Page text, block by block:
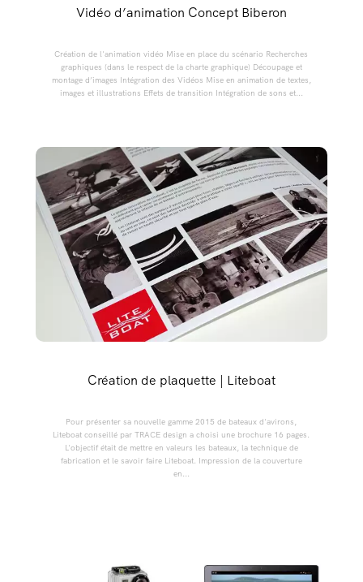
Vidéo d’animation Concept Biberon
Création de l'animation vidéo Mise en place du scénario Recherches
graphiques (dans le respect de la charte graphique) Découpage et
montage d’images Intégration des Vidéos Mise en animation de textes,
images et illustrations Effets de transition Intégration de sons et...
Création de plaquette | Liteboat
Pour présenter sa nouvelle gamme 2015 de bateaux d'avirons,
Liteboat conseillé par TRACE design a choisi une brochure 16 pages.
L'objectif était de mettre en valeurs les bateaux, la technique de
fabrication et le savoir faire Liteboat. Impression de la couverture
en...